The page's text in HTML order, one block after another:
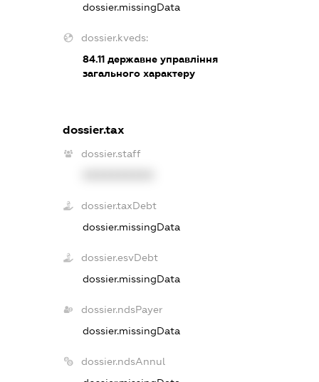
dossier.missingData
dossier.kveds:
84.11 державне управління
загального характеру
dossier.tax
dossier.staff
dossier.taxDebt
dossier.missingData
dossier.esvDebt
dossier.missingData
dossier.ndsPayer
dossier.missingData
dossier.ndsAnnul